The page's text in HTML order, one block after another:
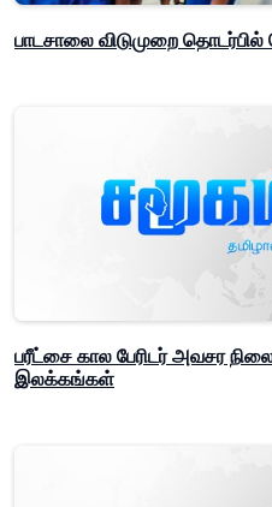
பாடசாலை விடுமுறை
பரீட்சை கால பேரிடர் அவசர
இலக்கங்கள்